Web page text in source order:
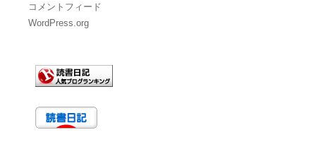
コメントフィード
WordPress.org